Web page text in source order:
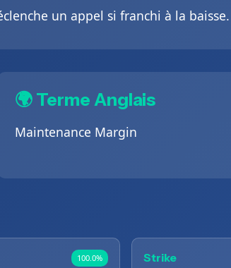
un appel si franchi à la baisse.
🌍 Terme Anglais
Maintenance Margin
100.0% Strike